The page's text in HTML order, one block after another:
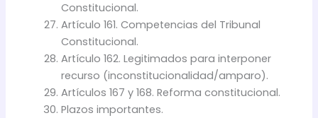
Constitucional.
Artículo 161. Competencias del Tribunal
Constitucional.
Artículo 162. Legitimados para interponer
recurso (inconstitucionalidad/amparo).
Artículos 167 y 168. Reforma constitucional.
Plazos importantes.